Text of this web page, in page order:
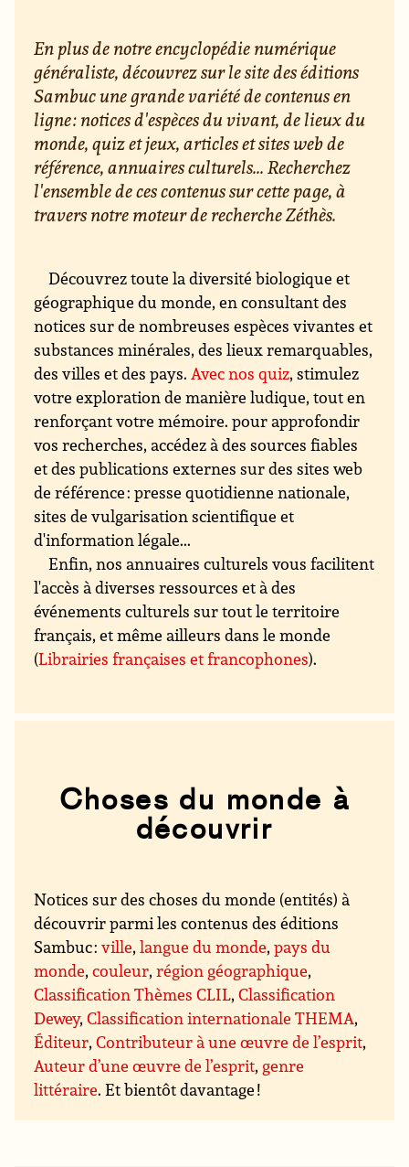
En plus de notre encyclopédie numérique
généraliste, découvrez sur le site des éditions
Sambuc une grande variété de contenus en
ligne : notices d'espèces du vivant, de lieux du
monde, quiz et jeux, articles et sites web de
référence, annuaires culturels... Recherchez
l'ensemble de ces contenus sur cette page, à
travers notre moteur de recherche Zéthès.
Découvrez toute la diversité biologique et
géographique du monde, en consultant des
notices sur de nombreuses espèces vivantes et
substances minérales, des lieux remarquables,
des villes et des pays.Avec nos quiz, stimulez
votre exploration de manière ludique, tout en
renforçant votre mémoire. pour approfondir
vos recherches, accédez à des sources fiables
et des publications externes sur des sites web
de référence : presse quotidienne nationale,
sites de vulgarisation scientifique et
d'information légale...
Enfin, nos annuaires culturels vous facilitent
l'accès à diverses ressources et à des
événements culturels sur tout le territoire
français, et même ailleurs dans le monde
(Librairies françaises et francophones).
Choses du monde à
découvrir
Notices sur des choses du monde (entités) à
découvrir parmi les contenus des éditions
Sambuc :ville,langue du monde,pays du
monde,couleur,région géographique,
Classification Thèmes CLIL,Classification
Dewey,Classification internationale THEMA,
Éditeur,Contributeur à une œuvre de l’esprit,
Auteur d’une œuvre de l’esprit, genre
littéraire. Et bientôt davantage !